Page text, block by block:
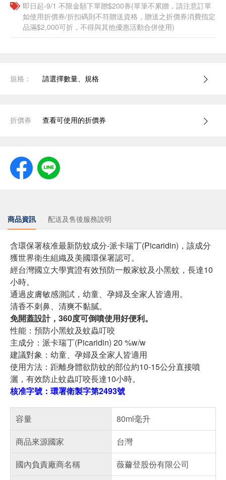
即日起-9/1 不限金額下單贈$200券(單筆不累贈，請注意訂單
如使用折價券/折扣碼則不符贈送資格，贈送之折價券消費指定
品滿$2,000可折，不得與其他優惠活動合併使用)
規格： 請選擇數量、規格
折價券 查看可使用的折價券
商品資訊 配送及售後服務說明
含環保署核准最新防蚊成分-派卡瑞丁(Picaridin)，該成分
獲世界衛生組織及美國環保署認可。
經台灣國立大學實證有效預防一般家蚊及小黑蚊，長達10
小時。
通過皮膚敏感測試，幼童、孕婦及全家人皆適用。
清香不刺鼻、清爽不黏膩。
免開蓋設計，360度可倒噴使用好便利。
性能：預防小黑蚊及蚊蟲叮咬
主成分：派卡瑞丁(Picaridin) 20 %w/w
建議對象：幼童、孕婦及全家人皆適用
使用方法：距離身體欲防蚊的部位約10-15公分直接噴
灑，有效防止蚊蟲叮咬長達10小時。
核准字號：環署衛製字第2493號
容量
80ml毫升
商品來源國家
台灣
國內負責廠商名稱
薇薾登股份有限公司